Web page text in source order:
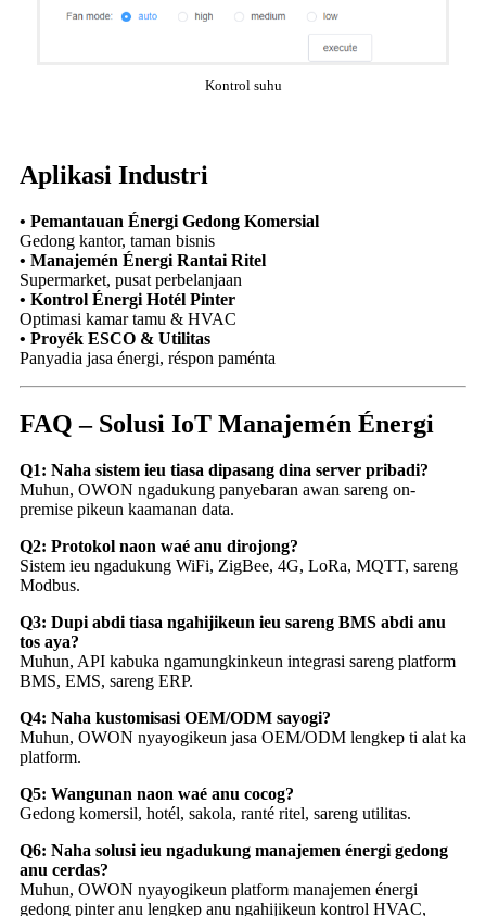
Kontrol suhu
Aplikasi Industri
• Pemantauan Énergi Gedong Komersial
Gedong kantor, taman bisnis
• Manajemén Énergi Rantai Ritel
Supermarket, pusat perbelanjaan
• Kontrol Énergi Hotél Pinter
Optimasi kamar tamu & HVAC
• Proyék ESCO & Utilitas
Panyadia jasa énergi, réspon paménta
FAQ – Solusi IoT Manajemén Énergi
Q1: Naha sistem ieu tiasa dipasang dina server pribadi?
Muhun, OWON ngadukung panyebaran awan sareng on-
premise pikeun kaamanan data.
Q2: Protokol naon waé anu dirojong?
Sistem ieu ngadukung WiFi, ZigBee, 4G, LoRa, MQTT, sareng
Modbus.
Q3: Dupi abdi tiasa ngahijikeun ieu sareng BMS abdi anu
tos aya?
Muhun, API kabuka ngamungkinkeun integrasi sareng platform
BMS, EMS, sareng ERP.
Q4: Naha kustomisasi OEM/ODM sayogi?
Muhun, OWON nyayogikeun jasa OEM/ODM lengkep ti alat ka
platform.
Q5: Wangunan naon waé anu cocog?
Gedong komersil, hotél, sakola, ranté ritel, sareng utilitas.
Q6: Naha solusi ieu ngadukung manajemen énergi gedong
anu cerdas?
Muhun, OWON nyayogikeun platform manajemen énergi
gedong pinter anu lengkep anu ngahijikeun kontrol HVAC,